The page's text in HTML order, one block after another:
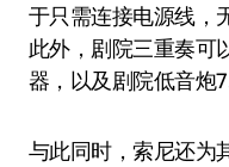
于只需连接电源线，
此外，剧院三重奏可
器，以及剧院低音炮
与此同时，索尼还为